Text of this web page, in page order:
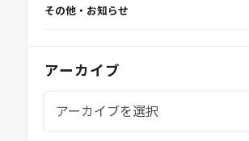
組込みソフトウェア開発プラットフォー
システムシミュレーション
modeFRONTIER
Ansys SCADE
その他・お知らせ
IDAJからのお知らせ
アーカイブ